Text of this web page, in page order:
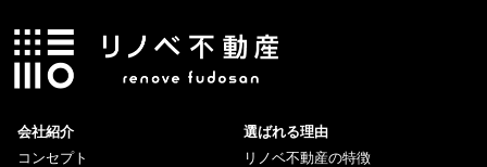
会社紹介
コンセプト
選ばれる理由
リノベ不動産の特徴